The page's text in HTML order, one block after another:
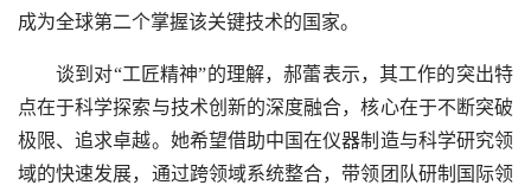
成为全球第二个掌握该关键技术的国家。
谈到对“工匠精神”的理解，郝蕾表示，其工作的突出特
点在于科学探索与技术创新的深度融合，核心在于不断突破
极限、追求卓越。她希望借助中国在仪器制造与科学研究领
域的快速发展，通过跨领域系统整合，带领团队研制国际领